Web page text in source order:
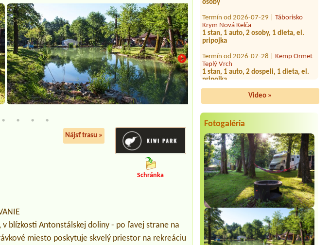
Termín od 2026-07-29 |
1 stan, 1 auto, 2 osoby, 1 dieta, el.
pripojka
Termín od 2026-07-28 |
1 stan, 1 auto, 2 dospeli, 1 dieta, el.
pripojka
Teplý Vrch
1x 2L izba/apartmán
Termín od 2026-07-31 |
camping.bratislava.sk
1 miesto pre stan + 2 osoby
Termín od 2026-08-03 |Letovisko
Kurinec
1miesto elektrickú prípojku
Termín od 2026-08-06 |ATC Račkova
dolina
1 miesto pre stan a 2 osoby
Termín od 2026-08-15 |Zelený Breh -
rekreačné stredisko
2x 5L 7 osôb ( 5 dospelých , 2 deti )1x
4L, 2 x 2L 7 osôb (5 dospelých, 2 deti )
Video »
Fotogaléria
Nájsť trasu »
Schránka
blízkosti Antonstálskej doliny - po ľavej strane na
miesto poskytuje skvelý priestor na rekreáciu